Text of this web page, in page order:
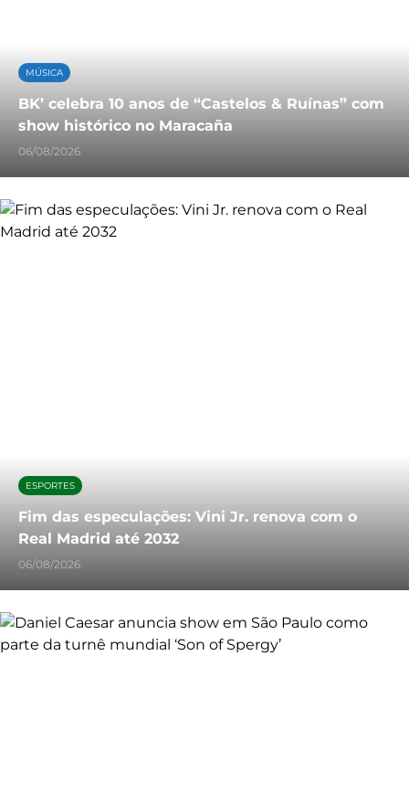
MÚSICA
BK’ celebra 10 anos de “Castelos & Ruínas” com
show histórico no Maracaña
06/08/2026
ESPORTES
Fim das especulações: Vini Jr. renova com o
Real Madrid até 2032
06/08/2026